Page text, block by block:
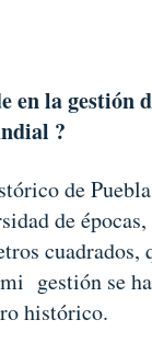
en la gestión
?
de
de
cuadrados,
gestión se
histórico.